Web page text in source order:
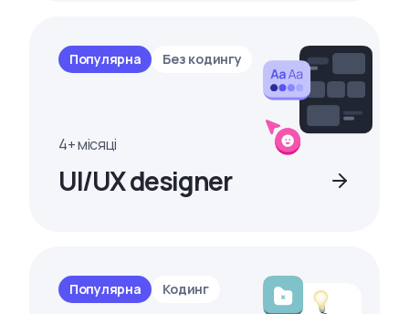
Популярна Без кодингу
4+ місяці
UI/UX designer
Популярна Кодинг